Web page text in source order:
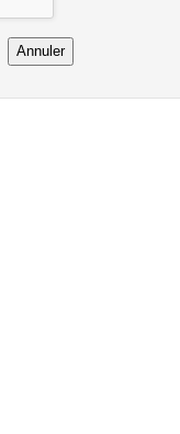
Annuler